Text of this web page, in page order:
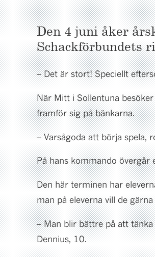
Den 4 juni åker
Schackförbundets
– Det är stort! Speciellt
När Mitt i Sollentuna
framför sig på bänkarna.
– Varsågoda att börja spela,
På hans kommando övergår
Den här terminen har
man på eleverna vill de
– Man blir bättre på att
Dennius, 10.